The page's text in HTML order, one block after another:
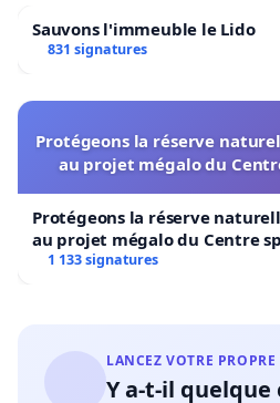
Sauvons l'immeuble le Lido
831 signatures
Protégeons la réserve
au projet mégalo du
Protégeons la réserve
au projet mégalo du Centre
1 133 signatures
LANCEZ VOTRE
Y a-t-il quelque